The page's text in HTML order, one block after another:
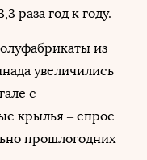
раза год к году.
из
увеличились
с
крылья – спрос
прошлогодних